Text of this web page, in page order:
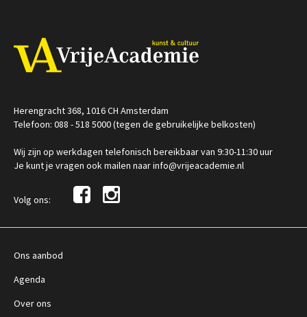
Herengracht 368, 1016 CH Amsterdam
Telefoon: 088 - 518 5000 (tegen de gebruikelijke belkosten)
Wij zijn op werkdagen telefonisch bereikbaar van 9:30-11:30 uur
Je kunt je vragen ook mailen naar info@vrijeacademie.nl
Volg ons:
Ons aanbod
Agenda
Over ons